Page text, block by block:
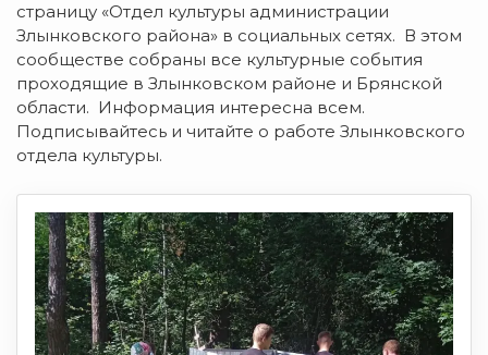
страницу «Отдел культуры администрации
Злынковского района» в социальных сетях. В этом
сообществе собраны все культурные события
проходящие в Злынковском районе и Брянской
области. Информация интересна всем.
Подписывайтесь и читайте о работе Злынковского
отдела культуры.